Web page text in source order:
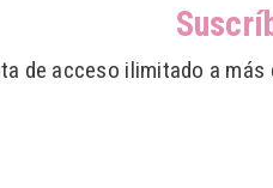
otros vegetales, hacelo
cocción en el horno.
y los daikon son las
de acceso ilimitado a